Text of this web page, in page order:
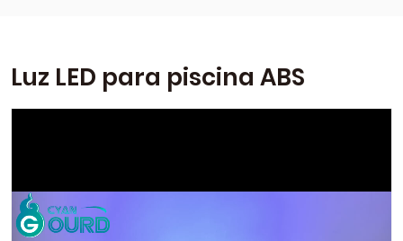
Luz LED para piscina ABS